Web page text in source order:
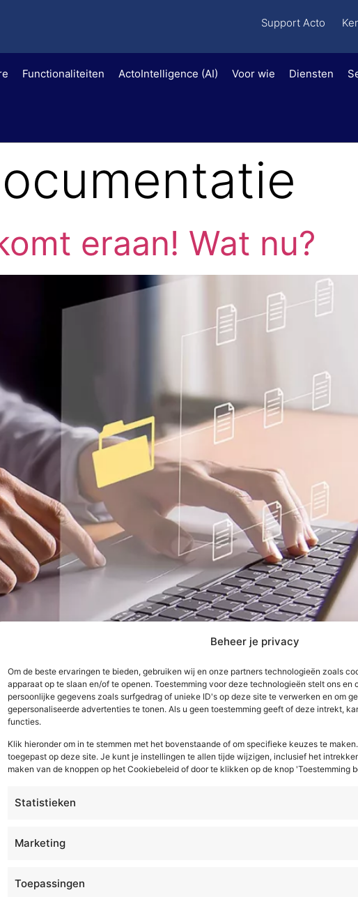
Beheer je privacy
Om de beste ervaringen te bieden, gebruiken wij en onze partners technologieën zoals
apparaat op te slaan en/of te openen. Toestemming voor deze technologieën stelt ons en
persoonlijke gegevens zoals surfgedrag of unieke ID's op deze site te verwerken en om
gepersonaliseerde advertenties te tonen. Als u geen toestemming geeft of deze intrekt,
functies.
Klik hieronder om in te stemmen met het bovenstaande of om specifieke keuzes te
toegepast op deze site. Je kunt je instellingen te allen tijde wijzigen, inclusief het
maken van de knoppen op het Cookiebeleid of door te klikken op de knop 'Toestemming
Statistieken
Marketing
Toepassingen
Support Acto
Functionaliteiten ActoIntelligence (AI) Voor wie Diensten
eraan! Wat nu?
uitgesteld, gaat het er nu toch echt van komen: vanaf 1
Wat betekent dat voor jouw installatiebedrijf en voor je
B.V.
OverActo
De organisatie
Klantcases
Contact
Softwareop maat